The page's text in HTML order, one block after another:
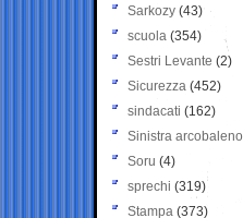
Sarkozy (43)
scuola (354)
Sestri Levante (2)
Sicurezza (452)
sindacati (162)
Sinistra arcobaleno
Soru (4)
sprechi (319)
Stampa (373)